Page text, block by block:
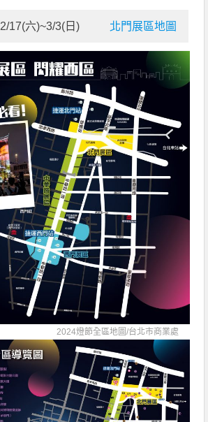
2/17(六)~3/3(日) 北門展區地圖
2024燈節全區地圖/台北市商業處